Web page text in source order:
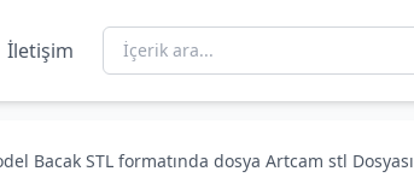
İletişim
Bacak STL formatında dosya Artcam stl Dosyası